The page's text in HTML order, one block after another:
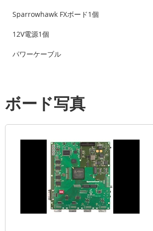
Sparrowhawk FXボード1個
12V電源1個
パワーケーブル
ボード写真